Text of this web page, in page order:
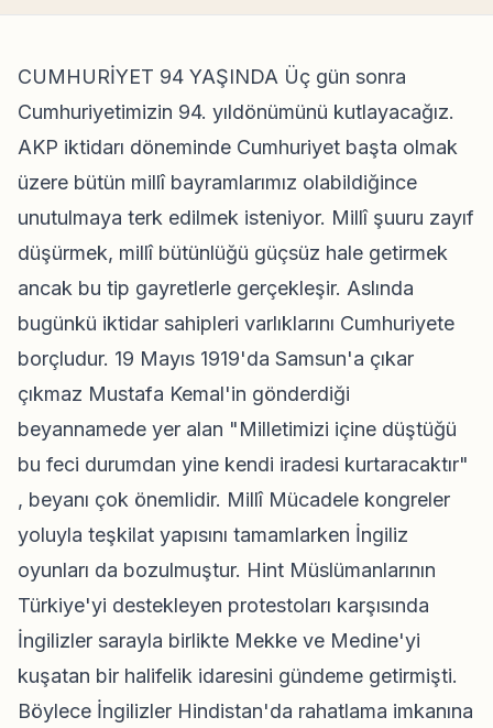
CUMHURİYET 94 YAŞINDA Üç gün sonra
Cumhuriyetimizin 94. yıldönümünü kutlayacağız.
AKP iktidarı döneminde Cumhuriyet başta olmak
üzere bütün millî bayramlarımız olabildiğince
unutulmaya terk edilmek isteniyor. Millî şuuru zayıf
düşürmek, millî bütünlüğü güçsüz hale getirmek
ancak bu tip gayretlerle gerçekleşir. Aslında
bugünkü iktidar sahipleri varlıklarını Cumhuriyete
borçludur. 19 Mayıs 1919'da Samsun'a çıkar
çıkmaz Mustafa Kemal'in gönderdiği
beyannamede yer alan "Milletimizi içine düştüğü
bu feci durumdan yine kendi iradesi kurtaracaktır"
, beyanı çok önemlidir. Millî Mücadele kongreler
yoluyla teşkilat yapısını tamamlarken İngiliz
oyunları da bozulmuştur. Hint Müslümanlarının
Türkiye'yi destekleyen protestoları karşısında
İngilizler sarayla birlikte Mekke ve Medine'yi
kuşatan bir halifelik idaresini gündeme getirmişti.
Böylece İngilizler Hindistan'da rahatlama imkanına